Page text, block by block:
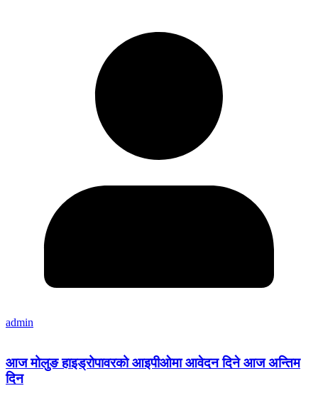
admin
आज मोलुङ हाइड्रोपावरको आइपीओमा आवेदन दिने आज अन्तिम
दिन